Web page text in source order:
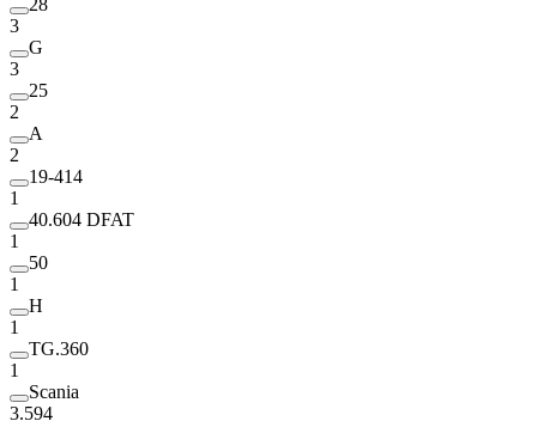
28
3
G
3
25
2
A
2
19-414
1
40.604 DFAT
1
50
1
H
1
TG.360
1
Scania
3.594